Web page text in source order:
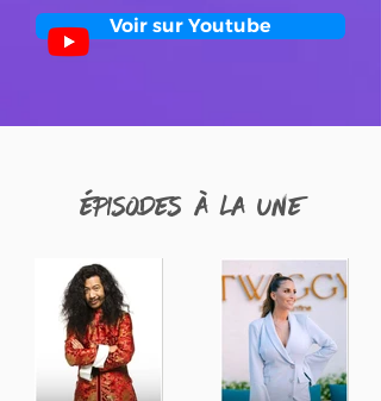
Voir sur Youtube
Épisodes à la une